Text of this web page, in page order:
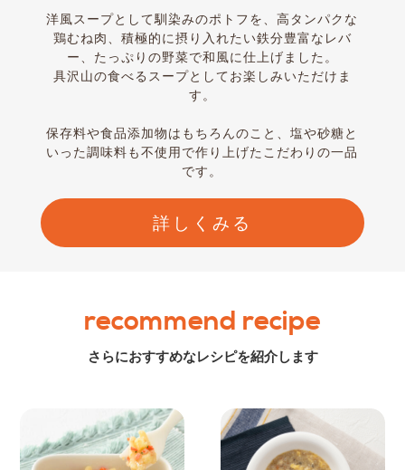
洋風スープとして馴染みのポトフを、高タンパクな
鶏むね肉、積極的に摂り入れたい鉄分豊富なレバ
ー、たっぷりの野菜で和風に仕上げました。
具沢山の食べるスープとしてお楽しみいただけま
す。
保存料や食品添加物はもちろんのこと、塩や砂糖と
いった調味料も不使用で作り上げたこだわりの一品
です。
詳しくみる
recommend recipe
さらにおすすめなレシピを紹介します